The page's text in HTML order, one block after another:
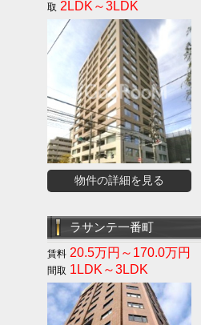
2LDK～3LDK
物件の詳細を見る
ラサンテ一番町
20.5万円～170.0万円
1LDK～3LDK